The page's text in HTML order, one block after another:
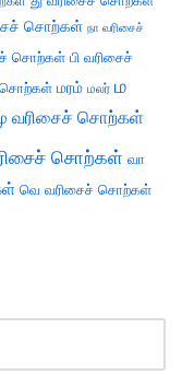
சொற்கள் நா வரிசைச்
சொற்கள் பி வரிசைச்
சொற்கள் மரம் மலர் ம
வரிசைச் சொற்கள்
சொற்கள் வா
வெ வரிசைச் சொற்கள்